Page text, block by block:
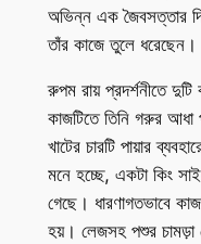
অভিন্ন এক জৈবসত্তার
তাঁর কাজে তুলে ধরেছেন।
রুপম রায় প্রদর্শনীতে
কাজটিতে তিনি গরুর আধা
খাটের চারটি পায়ার
মনে হচ্ছে, একটা কিং
গেছে। ধারণাগতভাবে
হয়। লেজসহ পশুর চামড়া